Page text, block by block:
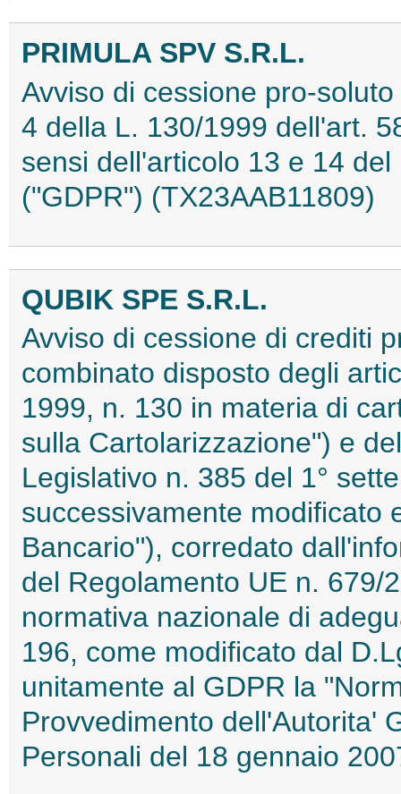
PRIMULA SPV S.R.L.
Avviso di cessione pro-
4 della L. 130/1999 dell'art.
sensi dell'articolo 13 e 14
("GDPR") (TX23AAB11809)
QUBIK SPE S.R.L.
Avviso di cessione di crediti
combinato disposto degli
1999, n. 130 in materia di
sulla Cartolarizzazione") e
Legislativo n. 385 del 1°
successivamente modificato
Bancario"), corredato
del Regolamento UE n. 679/
normativa nazionale di
196, come modificato dal
unitamente al GDPR la
Provvedimento dell'Autorita'
Personali del 18 gennaio